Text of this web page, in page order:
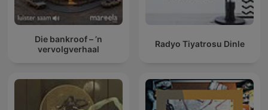
Die bankroof – ’n
vervolgverhaal
Radyo Tiyatrosu Dinle